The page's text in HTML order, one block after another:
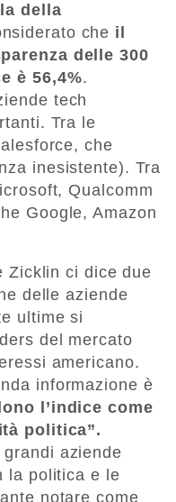
della
che il
delle 300
è 56,4%.
tech
Tra le
che
inesistente). Tra
Qualcomm
Google, Amazon
Zicklin ci dice due
delle aziende
ultime si
del mercato
americano.
informazione è
l’indice come
politica”.
aziende
la politica e le
notare come